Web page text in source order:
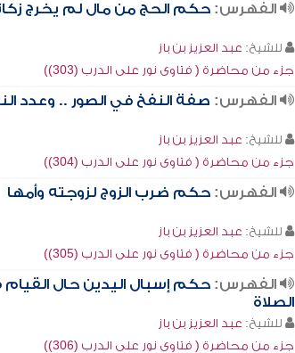
الفهرس: حكم الحج من مال لم يخرج
للشيخ: عبد العزيز بن باز
جزء من محاضرة ( فتاوى نور على الدرب (303))
الفهرس: صفة النفخ في الصور .. وعدد
للشيخ: عبد العزيز بن باز
جزء من محاضرة ( فتاوى نور على الدرب (304))
الفهرس: حكم ضرب الزوج لزوجته وأمها
للشيخ: عبد العزيز بن باز
جزء من محاضرة ( فتاوى نور على الدرب (305))
الفهرس: حكم إسبال اليدين حال
الصلاة
للشيخ: عبد العزيز بن باز
جزء من محاضرة ( فتاوى نور على الدرب (306))